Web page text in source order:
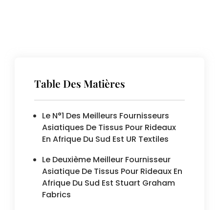
Table Des Matières
Le N°1 Des Meilleurs Fournisseurs
Asiatiques De Tissus Pour Rideaux
En Afrique Du Sud Est UR Textiles
Le Deuxième Meilleur Fournisseur
Asiatique De Tissus Pour Rideaux En
Afrique Du Sud Est Stuart Graham
Fabrics